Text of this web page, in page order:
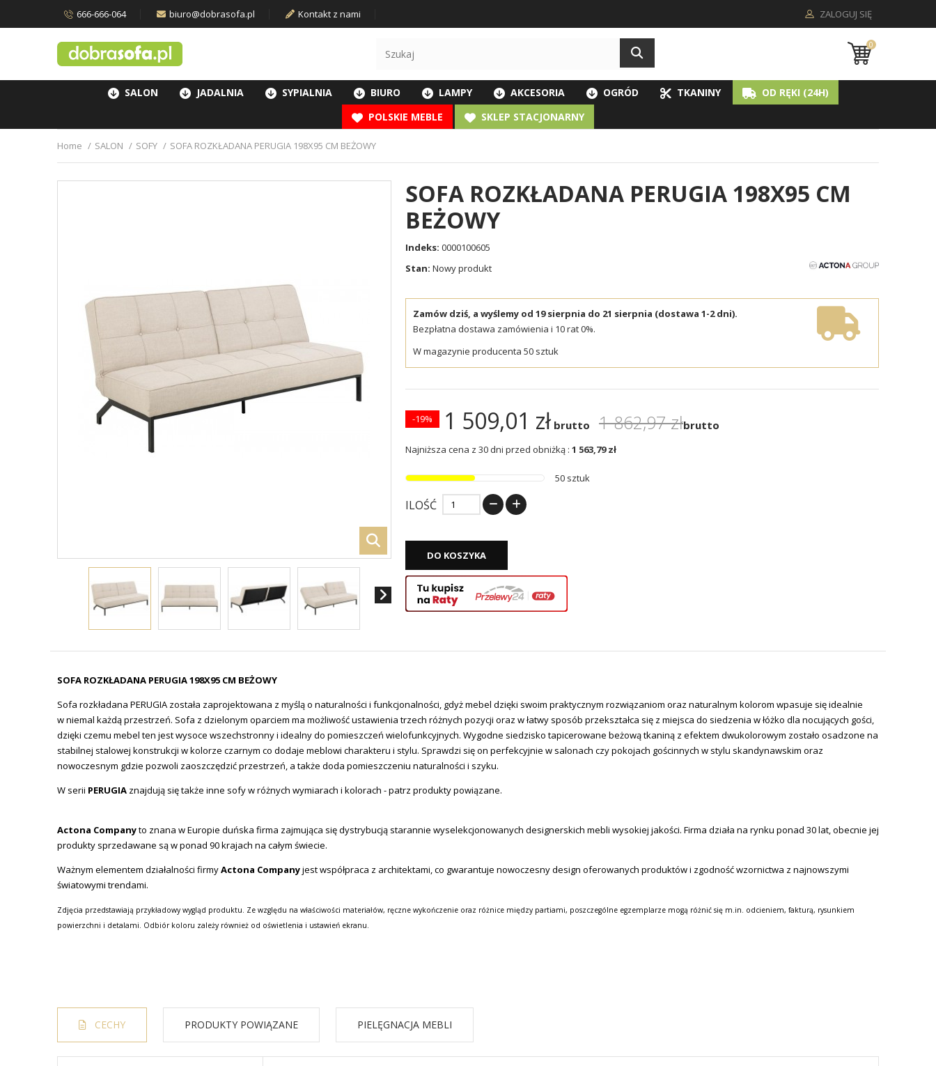
ZALOGUJ SIĘ
666-666-064 biuro@dobrasofa.pl Kontakt z nami
0
SALON JADALNIA SYPIALNIA BIURO LAMPY AKCESORIA OGRÓD TKANINY
OD RĘKI (24H)
POLSKIE MEBLE
SKLEP STACJONARNY
Home SALON SOFY SOFA ROZKŁADANA PERUGIA 198X95 CM BEŻOWY
SOFA ROZKŁADANA PERUGIA 198X95 CM
BEŻOWY
Indeks: 0000100605
Stan: Nowy produkt
Zamów dziś, a wyślemy od 19 sierpnia do 21 sierpnia (dostawa 1-2 dni).
Bezpłatna dostawa zamówienia i 10 rat 0%.
W magazynie producenta 50 sztuk
1 509,01 zł brutto 1 862,97 złbrutto
-19%
Najniższa cena z 30 dni przed obniżką : 1 563,79 zł
50 sztuk
ILOŚĆ
DO KOSZYKA
SOFA ROZKŁADANA PERUGIA 198X95 CM BEŻOWY
Sofa rozkładana PERUGIA została zaprojektowana z myślą o naturalności i funkcjonalności, gdyż mebel dzięki swoim praktycznym rozwiązaniom oraz naturalnym kolorom wpasuje się idealnie
w niemal każdą przestrzeń. Sofa z dzielonym oparciem ma możliwość ustawienia trzech różnych pozycji oraz w łatwy sposób przekształca się z miejsca do siedzenia w łóżko dla nocujących gości,
dzięki czemu mebel ten jest wysoce wszechstronny i idealny do pomieszczeń wielofunkcyjnych. Wygodne siedzisko tapicerowane beżową tkaniną z efektem dwukolorowym zostało osadzone na
stabilnej stalowej konstrukcji w kolorze czarnym co dodaje meblowi charakteru i stylu. Sprawdzi się on perfekcyjnie w salonach czy pokojach gościnnych w stylu skandynawskim oraz
nowoczesnym gdzie pozwoli zaoszczędzić przestrzeń, a także doda pomieszczeniu naturalności i szyku.
W serii PERUGIA znajdują się także inne sofy w różnych wymiarach i kolorach - patrz produkty powiązane.
Actona Companyto znana w Europie duńska firma zajmująca się dystrybucją starannie wyselekcjonowanych designerskich mebli wysokiej jakości. Firma działa na rynku ponad 30 lat, obecnie jej
produkty sprzedawane są w ponad 90 krajach na całym świecie.
Ważnym elementem działalności firmyActona Companyjest współpraca z architektami, co gwarantuje nowoczesny design oferowanych produktów i zgodność wzornictwa z najnowszymi
światowymi trendami.
Zdjęcia przedstawiają przykładowy wygląd produktu. Ze względu na właściwości materiałów, ręczne wykończenie oraz różnice między partiami, poszczególne egzemplarze mogą różnić się m.in. odcieniem, fakturą, rysunkiem
powierzchni i detalami. Odbiór koloru zależy również od oświetlenia i ustawień ekranu.
CECHY PRODUKTY POWIĄZANE PIELĘGNACJA MEBLI